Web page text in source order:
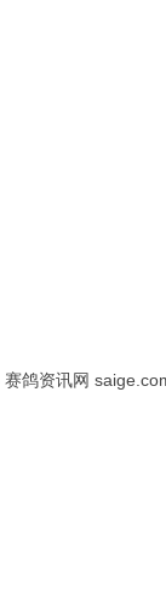
赛鸽资讯网